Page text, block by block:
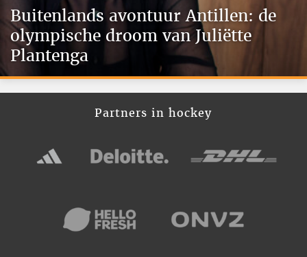
Buitenlands avontuur Antillen: de
olympische droom van Juliëtte
Plantenga
Partners in hockey